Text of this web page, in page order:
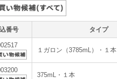
番号 タイプ
１ガロン（3785mL）・１本
375mL・１本